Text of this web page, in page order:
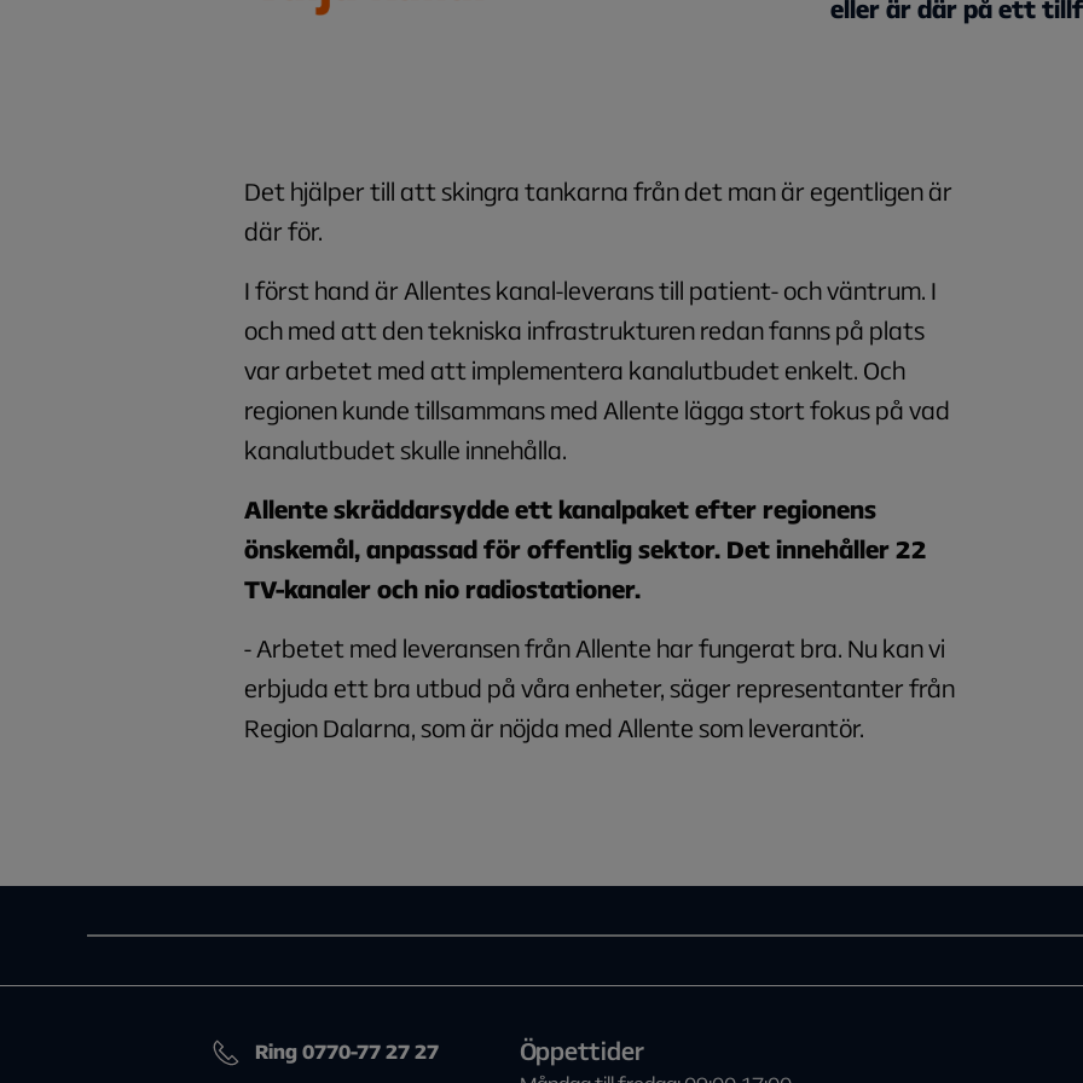
eller är där på ett
Det hjälper till att skingra tankarna från det man är egentligen är
där för.
I först hand är Allentes kanal-leverans till patient- och väntrum. I
och med att den tekniska infrastrukturen redan fanns på plats
var arbetet med att implementera kanalutbudet enkelt. Och
regionen kunde tillsammans med Allente lägga stort fokus på vad
kanalutbudet skulle innehålla.
Allente skräddarsydde ett kanalpaket efter regionens
önskemål, anpassad för offentlig sektor. Det innehåller 22
TV-kanaler och nio radiostationer.
- Arbetet med leveransen från Allente har fungerat bra. Nu kan vi
erbjuda ett bra utbud på våra enheter, säger representanter från
Region Dalarna, som är nöjda med Allente som leverantör.
Ring 0770-77 27 27 Öppettider